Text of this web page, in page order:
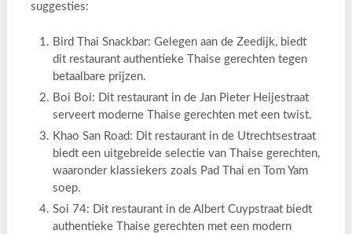
suggesties:
Bird Thai Snackbar: Gelegen aan de Zeedijk, biedt
dit restaurant authentieke Thaise gerechten tegen
betaalbare prijzen.
Boi Boi: Dit restaurant in de Jan Pieter Heijestraat
serveert moderne Thaise gerechten met een twist.
Khao San Road: Dit restaurant in de Utrechtsestraat
biedt een uitgebreide selectie van Thaise gerechten,
waaronder klassiekers zoals Pad Thai en Tom Yam
soep.
Soi 74: Dit restaurant in de Albert Cuypstraat biedt
authentieke Thaise gerechten met een modern